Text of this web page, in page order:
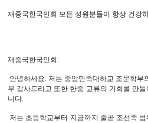
재중국한국인회 모든 성원분들이 항상 건강
재중국한국인회:
안녕하세요. 저는 중앙민족대하교 조문학
무 감사드리고 또한 한중 교류의 기회를 만
니다.
저는 초등학교부터 지금까지 줄곧 조선족